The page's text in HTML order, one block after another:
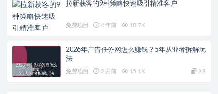
拉新获客的9种策略快速吸引精准客户
免费项目 4 年前 10.7K
2026年广告任务网怎么赚钱？5年从业者拆解玩
法
免费项目 2 月前 15.1K 9.8